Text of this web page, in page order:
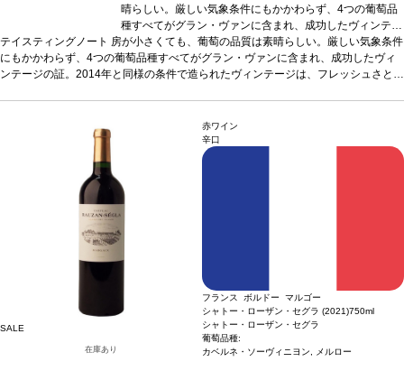
晴らしい。厳しい気象条件にもかかわらず、4つの葡萄品
種すべてがグラン・ヴァンに含まれ、成功したヴィンテー
ジの証。2014年と同様の条件で造られたヴィンテージ
は、フレッシュさと上質なタンニンを示している。クラシ
ックワインの一つであり、間違いなく偉大なヴィンテージ
ン、3% プティ・ヴェルド
テイスティングノート 房が小さくても、葡萄の品質は素晴らしい。厳しい気象条件
にもかかわらず、4つの葡萄品種すべてがグラン・ヴァンに含まれ、成功したヴィ
ンテージの証。2014年と同様の条件で造られたヴィンテージは、フレッシュさと上
ネ・ソーヴィニヨン、6% カベルネ・フラン、3% プティ・ヴェルド
SALE
在庫あり
赤ワイン
辛口
フランス ボルドー マルゴー
シャトー・ローザン・セグラ (2021)750ml
シャトー・ローザン・セグラ
葡萄品種:
カベルネ・ソーヴィニヨン, メルロー